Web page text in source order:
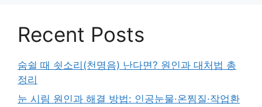
Recent Posts
숨쉴 때 쇳소리(천명음) 난다면? 원인과 대처법 총
정리
눈 시림 원인과 해결 방법: 인공눈물·온찜질·작업환